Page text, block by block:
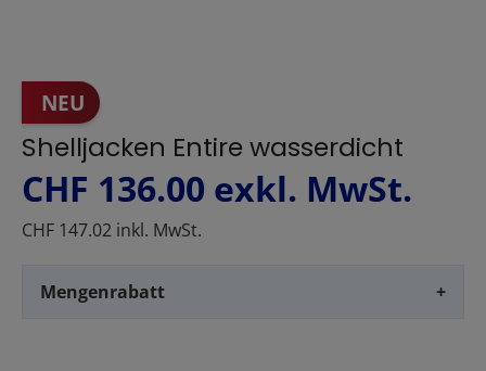
NEU
Shelljacken Entire wasserdicht
CHF 136.00 exkl. MwSt.
CHF 147.02 inkl. MwSt.
Mengenrabatt +